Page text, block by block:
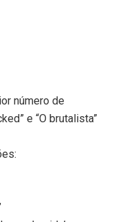
número de
e “O brutalista”